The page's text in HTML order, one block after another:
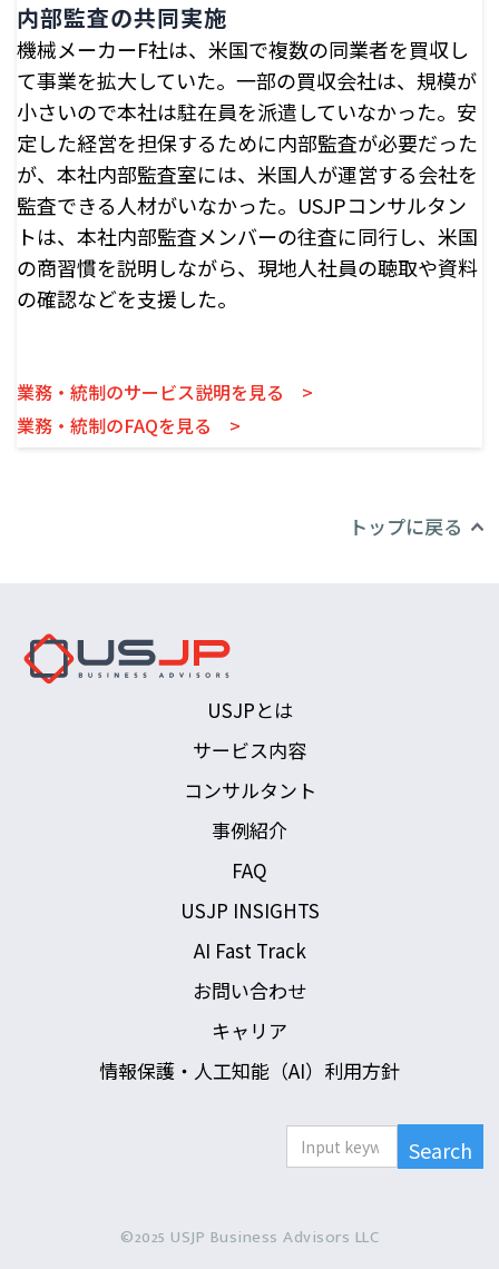
内部監査の共同実施
機械メーカーF社は、米国で複数の同業者を買収し
て事業を拡大していた。一部の買収会社は、規模が
小さいので本社は駐在員を派遣していなかった。安
定した経営を担保するために内部監査が必要だった
が、本社内部監査室には、米国人が運営する会社を
監査できる人材がいなかった。USJPコンサルタン
トは、本社内部監査メンバーの往査に同行し、米国
の商習慣を説明しながら、現地人社員の聴取や資料
の確認などを支援した。
業務・統制のサービス説明を見る >
業務・統制のFAQを見る >
トップに戻る
USJPとは
サービス内容
コンサルタント
事例紹介
FAQ
USJP INSIGHTS
AI Fast Track
お問い合わせ
キャリア
情報保護・人工知能（AI）利用方針
©2025 USJP Business Advisors LLC